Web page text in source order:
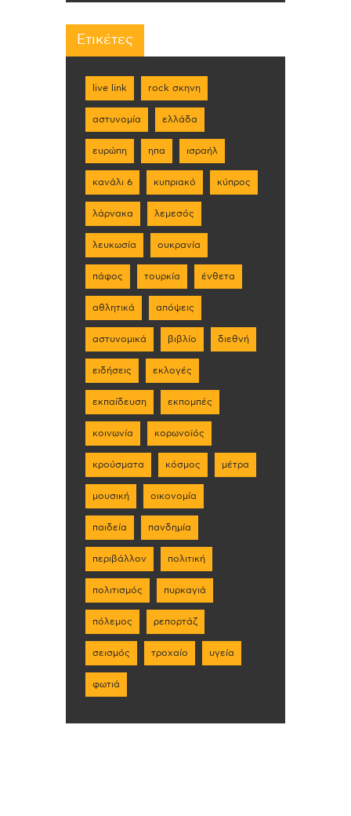
Ετικέτες
live link rock σκηνη
αστυνομία ελλάδα
ευρώπη ηπα ισραήλ
κανάλι 6 κυπριακό κύπρος
λάρνακα λεμεσός
λευκωσία ουκρανία
πάφος τουρκία ένθετα
αθλητικά απόψεις
αστυνομικά βιβλίο διεθνή
ειδήσεις εκλογές
εκπαίδευση εκπομπές
κοινωνία κορωνοϊός
κρούσματα κόσμος μέτρα
μουσική οικονομία
παιδεία πανδημία
περιβάλλον πολιτική
πολιτισμός πυρκαγιά
πόλεμος ρεπορτάζ
σεισμός τροχαίο υγεία
φωτιά